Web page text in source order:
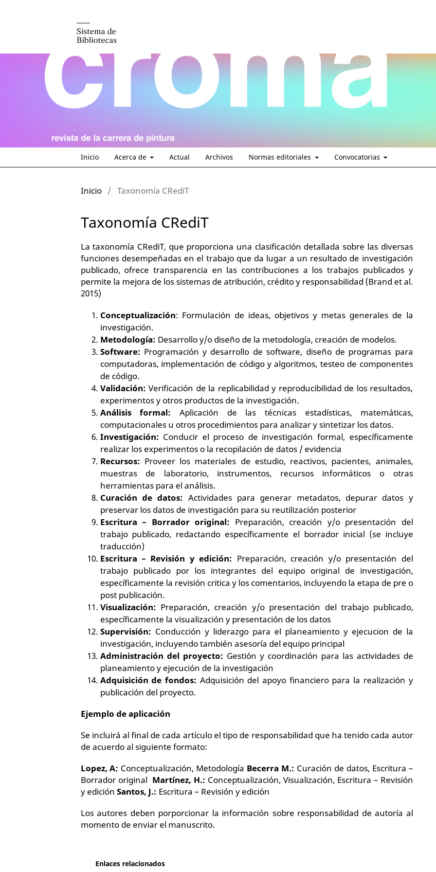
Inicio Acerca de Actual Archivos Normas editoriales Convocatorias
Inicio / Taxonomía CRediT
Taxonomía CRediT
La taxonomía CRediT, que proporciona una clasificación detallada sobre las diversas
funciones desempeñadas en el trabajo que da lugar a un resultado de investigación
publicado, ofrece transparencia en las contribuciones a los trabajos publicados y
permite la mejora de los sistemas de atribución, crédito y responsabilidad (Brand et al.
2015)
Conceptualización: Formulación de ideas, objetivos y metas generales de la
investigación.
Metodología: Desarrollo y/o diseño de la metodología, creación de modelos.
Software: Programación y desarrollo de software, diseño de programas para
computadoras, implementación de código y algoritmos, testeo de componentes
de código.
Validación: Verificación de la replicabilidad y reproducibilidad de los resultados,
experimentos y otros productos de la investigación.
Análisis formal: Aplicación de las técnicas estadísticas, matemáticas,
computacionales u otros procedimientos para analizar y sintetizar los datos.
Investigación: Conducir el proceso de investigación formal, específicamente
realizar los experimentos o la recopilación de datos / evidencia
Recursos: Proveer los materiales de estudio, reactivos, pacientes, animales,
muestras de laboratorio, instrumentos, recursos informáticos o otras
herramientas para el análisis.
Curación de datos: Actividades para generar metadatos, depurar datos y
preservar los datos de investigación para su reutilización posterior
Escritura – Borrador original: Preparación, creación y/o presentación del
trabajo publicado, redactando específicamente el borrador inicial (se incluye
traducción)
Escritura – Revisión y edición: Preparación, creación y/o presentación del
trabajo publicado por los integrantes del equipo original de investigación,
específicamente la revisión critica y los comentarios, incluyendo la etapa de pre o
post publicación.
Visualización: Preparación, creación y/o presentación del trabajo publicado,
específicamente la visualización y presentación de los datos
Supervisión: Conducción y liderazgo para el planeamiento y ejecucion de la
investigación, incluyendo también asesoría del equipo principal
Administración del proyecto: Gestión y coordinación para las actividades de
planeamiento y ejecución de la investigación
Adquisición de fondos: Adquisición del apoyo financiero para la realización y
publicación del proyecto.
Ejemplo de aplicación
Se incluirá al final de cada artículo el tipo de responsabilidad que ha tenido cada autor
de acuerdo al siguiente formato:
Lopez, A: Conceptualización, Metodología Becerra M.: Curación de datos, Escritura –
Borrador original Martínez, H.: Conceptualización, Visualización, Escritura – Revisión
y edición Santos, J.: Escritura – Revisión y edición
Los autores deben porporcionar la información sobre responsabilidad de autoría al
momento de enviar el manuscrito.
Enlaces relacionados